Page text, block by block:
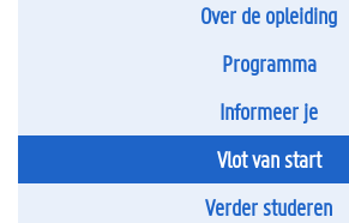
Over de opleiding
Programma
Informeer je
Vlot van start
Verder studeren